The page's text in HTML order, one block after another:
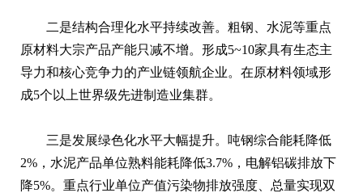
二是结构合理化水平持续改善。粗钢、水泥等重点
原材料大宗产品产能只减不增。形成5~10家具有生态主
导力和核心竞争力的产业链领航企业。在原材料领域形
成5个以上世界级先进制造业集群。
三是发展绿色化水平大幅提升。吨钢综合能耗降低
2%，水泥产品单位熟料能耗降低3.7%，电解铝碳排放下
降5%。重点行业单位产值污染物排放强度、总量实现双